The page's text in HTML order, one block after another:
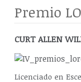
Premio
CURT ALLEN
Licenciado en